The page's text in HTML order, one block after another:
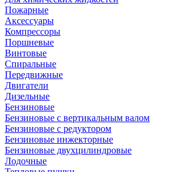
Пожарные
Аксессуары
Компрессоры
Поршневые
Винтовые
Спиральные
Передвижные
Двигатели
Дизельные
Бензиновые
Бензиновые с вертикальным валом
Бензиновые с редуктором
Бензиновые инжекторные
Бензиновые двухцилиндровые
Лодочные